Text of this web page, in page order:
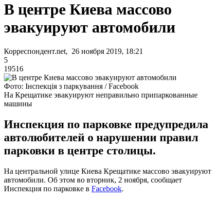
В центре Киева массово
эвакуируют автомобили
Корреспондент.net, 26 ноября 2019, 18:21
5
19516
Фото: Інспекція з паркування / Facebook
На Крещатике эвакуируют неправильно припаркованные
машины
Инспекция по парковке предупредила
автолюбителей о нарушении правил
парковки в центре столицы.
На центральной улице Киева Крещатике массово эвакуируют
автомобили. Об этом во вторник, 2 ноября, сообщает
Инспекция по парковке в Facebook.